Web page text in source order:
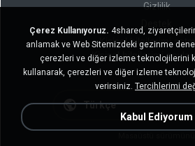
Gizlilik
Kişisel bilgilerimi
Kişisel bilgilerimi
Türkçe
Çerez Kullanıyoruz. 4shared,
anlamak ve Web Sitemizdeki gezinme
çerezleri ve diğer izleme teknolojilerini
kullanarak, çerezleri ve diğer izleme
verirsiniz. Tercihlerimi
Kabul Ediyorum